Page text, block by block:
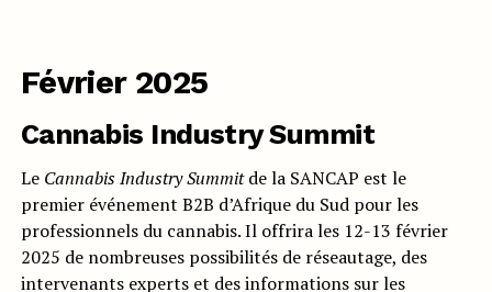
Février 2025
Cannabis Industry Summit
Le Cannabis Industry Summitde la SANCAP est le
premier événement B2B d’Afrique du Sud pour les
professionnels du cannabis. Il offrira les 12-13 février
2025 de nombreuses possibilités de réseautage, des
intervenants experts et des informations sur les